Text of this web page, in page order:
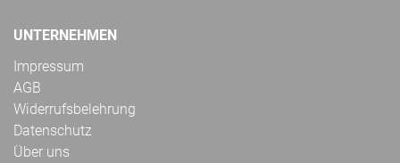
UNTERNEHMEN
Impressum
AGB
Widerrufsbelehrung
Datenschutz
Über uns